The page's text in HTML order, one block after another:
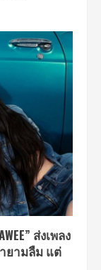
ส่งเพลง
ยามลืม แต่